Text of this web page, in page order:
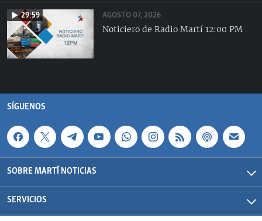
29:59
AGOSTO 07, 2026
Noticiero de Radio Martí 12:00 PM
SÍGUENOS
SOBRE MARTÍ NOTICIAS
SERVICIOS